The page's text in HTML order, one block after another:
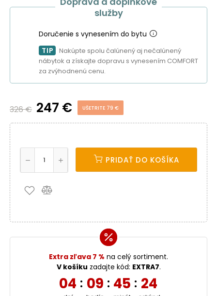
služby
Doručenie s vynesením do bytu
TIP
Nakúpte spolu čalúnený aj nečalúnený
nábytok a získajte dopravu s vynesením COMFORT
za zvýhodnenú cenu.
326 € 247 € UŠETRITE 79 €
PRIDAŤ DO KOŠÍKA
Extra zľava 7 % na celý sortiment.
V košíku zadajte kód: EXTRA7.
04 : 09 : 45 : 23